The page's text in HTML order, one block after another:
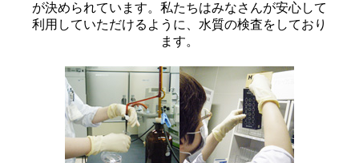
が決められています。私たちはみなさんが安心して
利用していただけるように、水質の検査をしており
ます。